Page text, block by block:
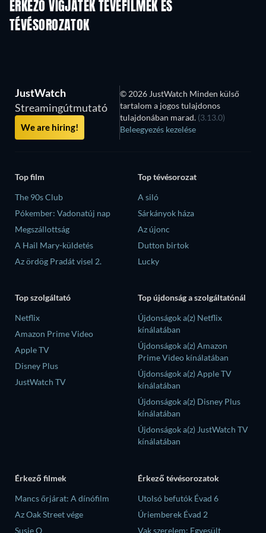
ÉRKEZŐ VÍGJÁTÉK TÉVÉFILMEK ÉS
TÉVÉSOROZATOK
Évad 6
JustWatch
Streamingútmutató
We are hiring!
© 2026 JustWatch Minden külső
tartalom a jogos tulajdonos
tulajdonában marad. (3.13.0)
Beleegyezés kezelése
Top film
The 90s Club
Pókember: Vadonatúj nap
Megszállottság
A Hail Mary-küldetés
Az ördög Pradát visel 2.
Top tévésorozat
A siló
Sárkányok háza
Az újonc
Dutton birtok
Lucky
Top szolgáltató
Netflix
Amazon Prime Video
Apple TV
Disney Plus
JustWatch TV
Top újdonság a szolgáltatónál
Újdonságok a(z) Netflix
kínálatában
Újdonságok a(z) Amazon
Prime Video kínálatában
Újdonságok a(z) Apple TV
kínálatában
Újdonságok a(z) Disney Plus
kínálatában
Újdonságok a(z) JustWatch TV
kínálatában
Érkező filmek
Mancs őrjárat: A dínófilm
Az Oak Street vége
Susie Q
Érkező tévésorozatok
Utolsó befutók Évad 6
Úriemberek Évad 2
Vak szerelem: Egyesült